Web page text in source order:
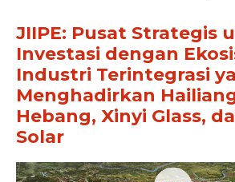
JIIPE: Pusat Strategis
Investasi dengan
Industri Terintegrasi
Menghadirkan
Hebang, Xinyi Glass,
Solar